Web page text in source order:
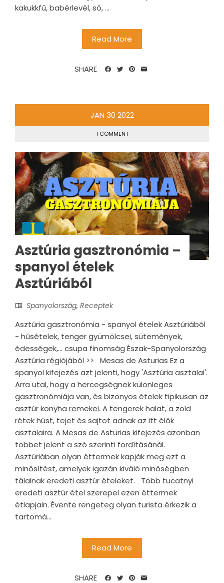
kakukkfű, babérlevél, só, ...
Read More
SHARE
JAN 30 2022
1 COMMENT
Asztúria gasztronómia –
spanyol ételek
Asztúriából
Spanyolország, Receptek
Asztúria gasztronómia - spanyol ételek Asztúriából
- húsételek, tenger gyümölcsei, sütemények,
édességek,... csupa finomság Észak-Spanyolország
Asztúria régiójából >> Mesas de Asturias Ez a
spanyol kifejezés azt jelenti, hogy 'Asztúria asztalai'.
Arra utal, hogy a hercegségnek különleges
gasztronómiája van, és bizonyos ételek tipikusan az
asztúr konyha remekei. A tengerek halat, a zöld
rétek húst, tejet és sajtot adnak az itt élők
asztalaira. A Mesas de Asturias kifejezés azonban
többet jelent a szó szerinti fordításánál.
Asztúriában olyan éttermek kapják meg ezt a
minősítést, amelyek igazán kiváló minőségben
tálalnak eredeti asztúr ételeket. Több tucatnyi
eredeti asztúr étel szerepel ezen éttermek
étlapjain. Évente rengeteg olyan turista érkezik a
tartomá...
Read More
SHARE